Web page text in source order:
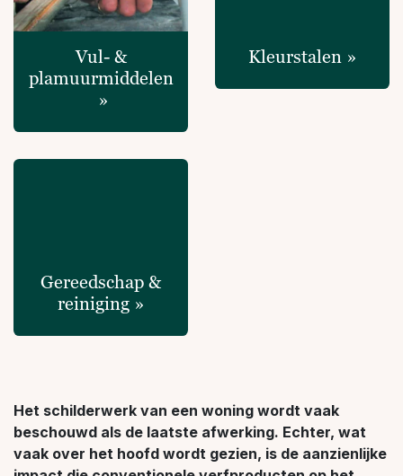
Vul- &
plamuurmiddelen
»
Kleurstalen »
Gereedschap &
reiniging »
Het schilderwerk van een woning wordt vaak
beschouwd als de laatste afwerking. Echter, wat
vaak over het hoofd wordt gezien, is de aanzienlijke